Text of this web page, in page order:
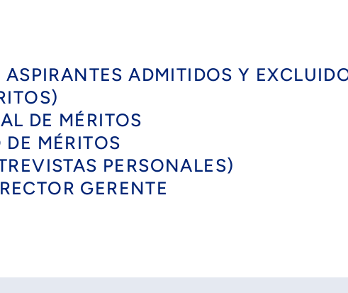
ADMITIDOS Y
DE MÉRITOS
MÉRITOS
PERSONALES)
GERENTE